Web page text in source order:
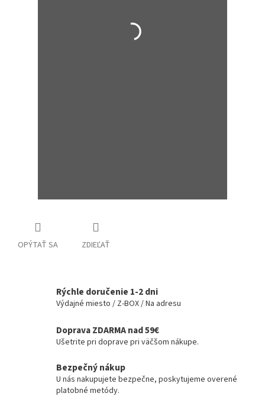
OPÝTAŤ SA ZDIEĽAŤ
Rýchle doručenie 1-2 dni
Výdajné miesto / Z-BOX / Na adresu
Doprava ZDARMA nad 59€
Ušetrite pri doprave pri väčšom nákupe.
Bezpečný nákup
U nás nakupujete bezpečne, poskytujeme overené
platobné metódy.